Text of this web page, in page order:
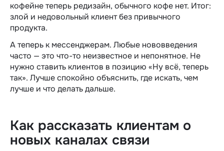
кофейне теперь редизайн, обычного кофе нет. Итог:
злой и недовольный клиент без привычного
продукта.
А теперь к мессенджерам. Любые нововведения
часто — это что-то неизвестное и непонятное. Не
нужно ставить клиентов в позицию «Ну всё, теперь
так». Лучше спокойно объяснить, где искать, чем
лучше и что делать дальше.
Как рассказать клиентам о
новых каналах связи